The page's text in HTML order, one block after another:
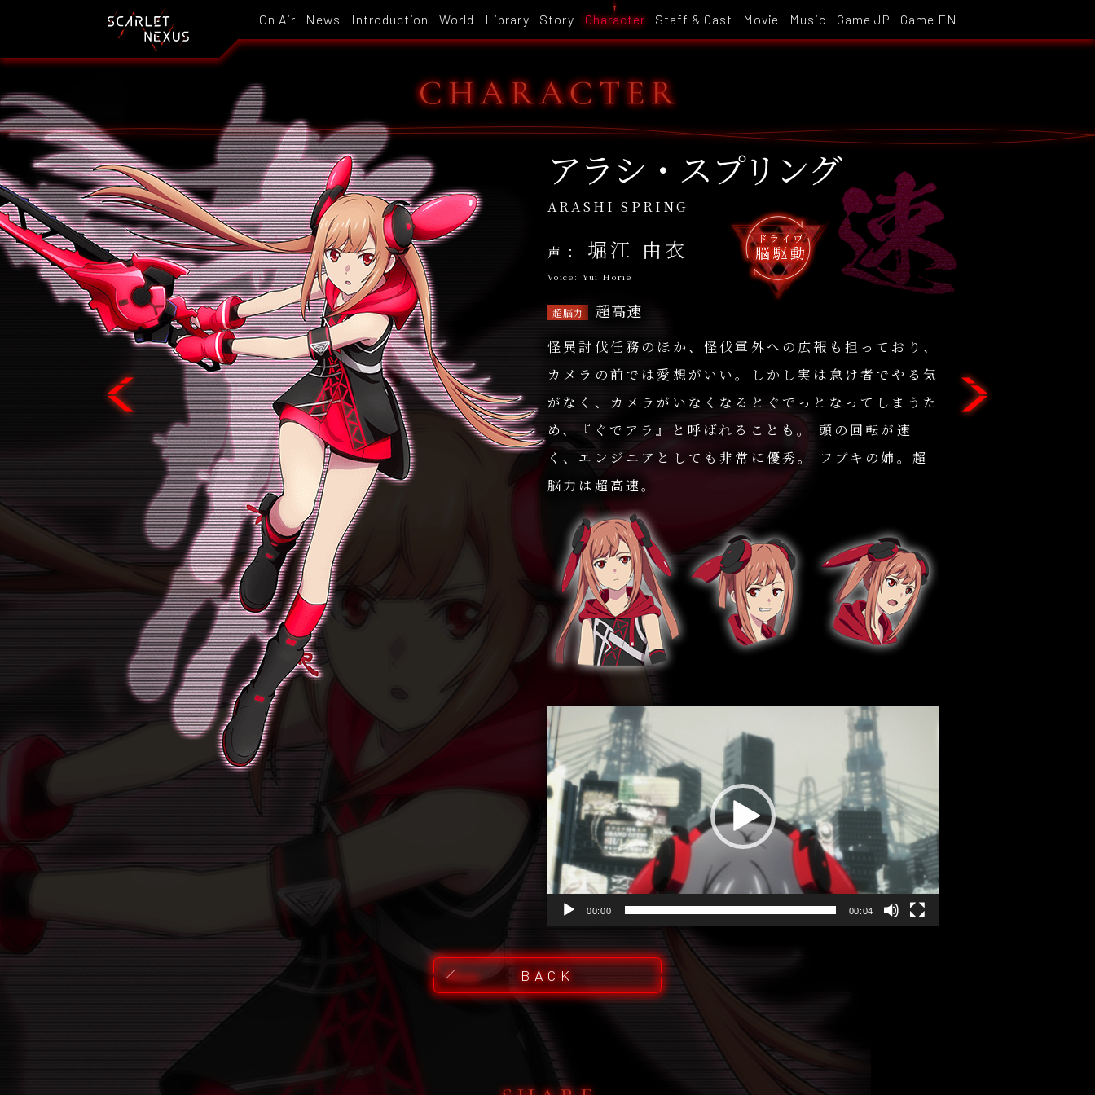
On Air News Introduction World Library Story Character Staff & Cast Movie Music Game JP Game EN
アラシ・スプリング
ARASHI SPRING
堀江 由衣
Yui Horie
超高速
怪異討伐任務のほか、怪伐軍外への広報も担っており、
カメラの前では愛想がいい。しかし実は怠け者でやる気
がなく、カメラがいなくなるとぐでっとなってしまうた
め、『ぐでアラ』と呼ばれることも。 頭の回転が速
く、エンジニアとしても非常に優秀。 フブキの姉。超
脳力は超高速。
動
画
プ
レ
ー
ー
00:00 00:04
BACK